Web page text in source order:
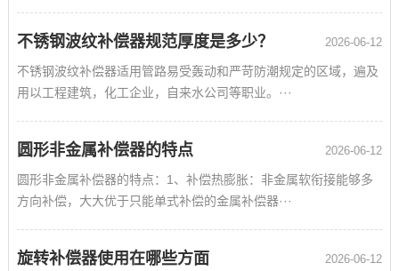
不锈钢波纹补偿器规范厚度是多少？ 2026-06-12
不锈钢波纹补偿器适用管路易受轰动和严苛防潮规定的区域，遍及
用以工程建筑，化工企业，自来水公司等职业。···
圆形非金属补偿器的特点 2026-06-12
圆形非金属补偿器的特点：1、补偿热膨胀：非金属软衔接能够多
方向补偿，大大优于只能单式补偿的金属补偿器···
旋转补偿器使用在哪些方面 2026-06-12